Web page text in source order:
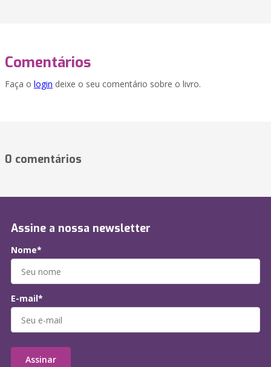
Comentários
Faça o login deixe o seu comentário sobre o livro.
0 comentários
Assine a nossa newsletter
Nome*
E-mail*
Assinar